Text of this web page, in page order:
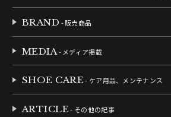
BRAND - 販売商品
MEDIA- メディア掲載
SHOE CARE- ケア用品、メンテナンス
ARTICLE- その他の記事